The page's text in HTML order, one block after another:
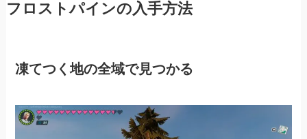
フロストパインの入手方法
凍てつく地の全域で見つかる